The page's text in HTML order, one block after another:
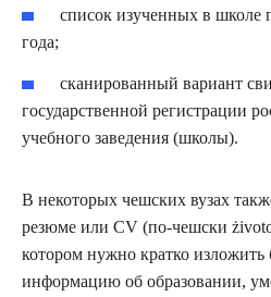
список изученных в школе
года;
сканированный вариант
государственной регистрации
учебного заведения (школы).
В некоторых чешских вузах
резюме или CV (по-чешски
котором нужно кратко
информацию об образовании,